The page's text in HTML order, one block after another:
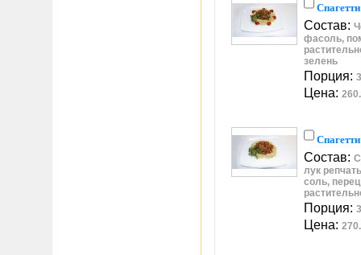
Состав:
фасоль,
зелень
Порция:
Цена:
Состав:
лук
соль,
Порция:
Цена: